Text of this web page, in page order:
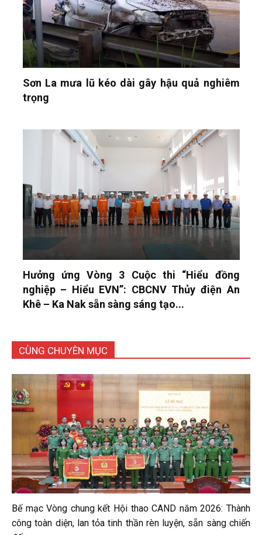
Sơn La mưa lũ kéo dài gây hậu quả nghiêm
trọng
Hưởng ứng Vòng 3 Cuộc thi “Hiểu đồng
nghiệp – Hiểu EVN”: CBCNV Thủy điện An
Khê – Ka Nak sẵn sàng sáng tạo...
CÙNG CHUYÊN MỤC
Bế mạc Vòng chung kết Hội thao CAND năm 2026: Thành
công toàn diện, lan tỏa tinh thần rèn luyện, sẵn sàng chiến